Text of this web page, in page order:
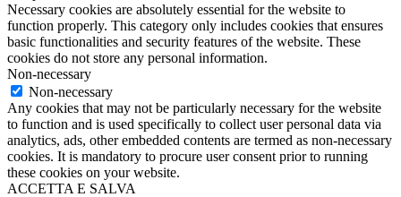
Necessary cookies are absolutely essential for the website to
function properly. This category only includes cookies that ensures
basic functionalities and security features of the website. These
cookies do not store any personal information.
Non-necessary
Non-necessary
Any cookies that may not be particularly necessary for the website
to function and is used specifically to collect user personal data via
analytics, ads, other embedded contents are termed as non-necessary
cookies. It is mandatory to procure user consent prior to running
these cookies on your website.
ACCETTA E SALVA